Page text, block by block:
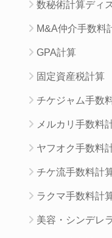
数秘術計算ディ
M&A仲介手数料
GPA計算
固定資産税計算
チケジャム手数
メルカリ手数料
ヤフオク手数料
チケ流手数料計
ラクマ手数料計
美容・シンデレ